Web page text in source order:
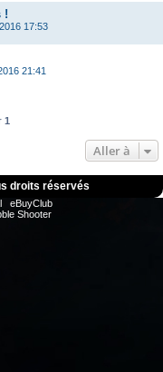
!
17:53
21:41
1
Aller à
droits réservés
eBuyClub
Shooter